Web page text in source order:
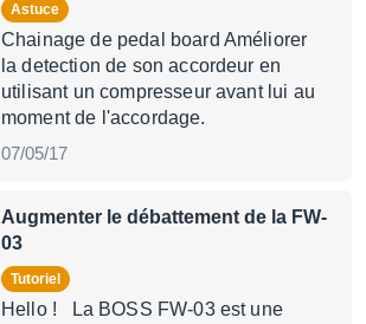
Astuce
Chainage de pedal board Améliorer
la detection de son accordeur en
utilisant un compresseur avant lui au
moment de l'accordage.
07/05/17
Augmenter le débattement de la FW-
03
Tutoriel
Hello ! La BOSS FW-03 est une